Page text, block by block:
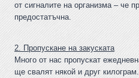
от сигналите на организма – че
предостатъчна.
2. Пропускане на закуската
Много от нас пропускат
ще свалят някой и друг